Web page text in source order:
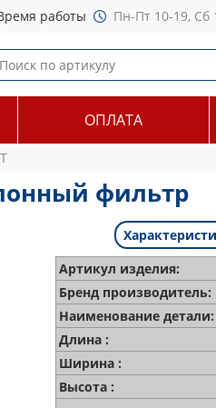
работы Пн-Пт 10-19, Сб
ОПЛАТА
фильтр
Артикул изделия:
Бренд производитель:
Наименование детали:
Длина :
Ширина :
Высота :